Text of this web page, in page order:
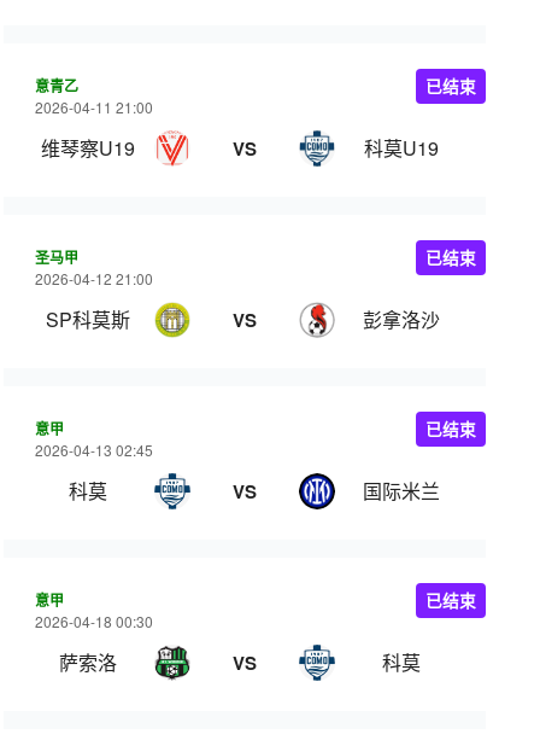
意青乙
2026-04-11 21:00
维琴察U19 VS 科莫U19
已结束
圣马甲
2026-04-12 21:00
SP科莫斯 VS 彭拿洛沙
已结束
意甲
2026-04-13 02:45
科莫 VS 国际米兰
已结束
意甲
2026-04-18 00:30
萨索洛 VS 科莫
已结束